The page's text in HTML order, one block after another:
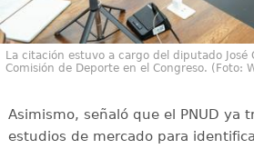
La citación estuvo a cargo del diputado José
Comisión de Deporte en el Congreso. (Foto:
Asimismo, señaló que el PNUD ya
estudios de mercado para